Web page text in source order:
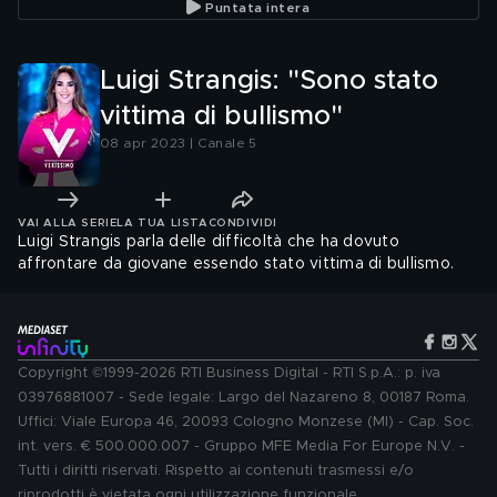
Puntata intera
Luigi Strangis: "Sono stato
vittima di bullismo"
08 apr 2023 | Canale 5
VAI ALLA SERIE LA TUA LISTA CONDIVIDI
Luigi Strangis parla delle difficoltà che ha dovuto
affrontare da giovane essendo stato vittima di bullismo.
Copyright ©1999-2026 RTI Business Digital - RTI S.p.A.: p. iva
03976881007 - Sede legale: Largo del Nazareno 8, 00187 Roma.
Uffici: Viale Europa 46, 20093 Cologno Monzese (MI) - Cap. Soc.
int. vers. € 500.000.007 - Gruppo MFE Media For Europe N.V. -
Tutti i diritti riservati. Rispetto ai contenuti trasmessi e/o